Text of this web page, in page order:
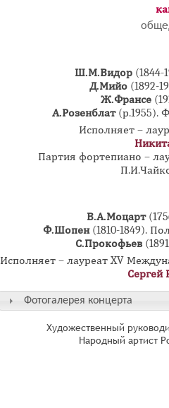
Ш.М.Видор (1844-
Д.Мийо (1892-
Ж.Франсе
А.Розенблат (р.1955).
Исполняет –
Партия фортепиано –
В.А.Моцарт
Ф.Шопен(1810-1849).
С.Прокофьев
Исполняет – лауреат XV
Сергей
Фотогалерея концерта
Художественный
Народный артист